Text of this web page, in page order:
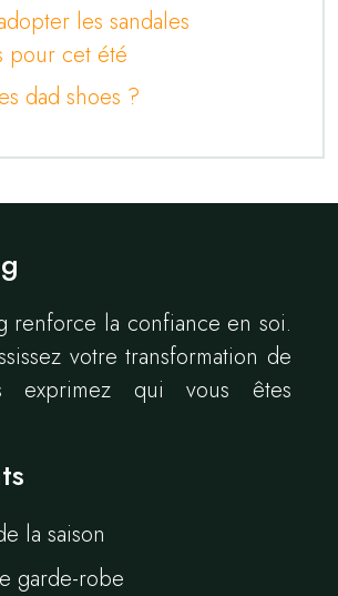
les sandales
pour cet été
dad shoes ?
renforce la confiance en soi.
votre transformation de
exprimez qui vous êtes
la saison
garde-robe